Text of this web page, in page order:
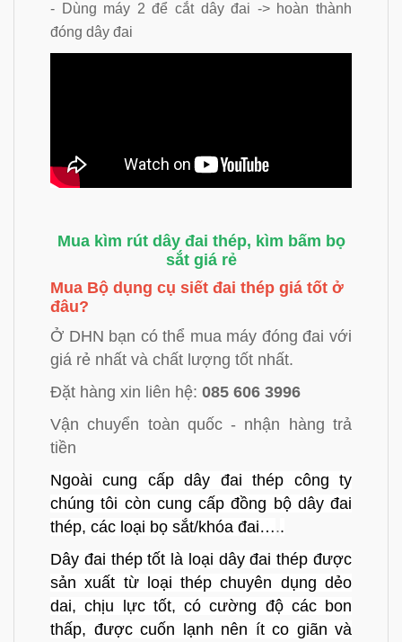
- Dùng máy 2 để cắt dây đai -> hoàn thành
đóng dây đai
Mua kìm rút dây đai thép, kìm bấm bọ
sắt giá rẻ
Mua Bộ dụng cụ siết đai thép giá tốt ở
đâu?
Ở DHN bạn có thể mua máy đóng đai với
giá rẻ nhất và chất lượng tốt nhất.
Đặt hàng xin liên hệ: 085 606 3996
Vận chuyển toàn quốc - nhận hàng trả
tiền
Ngoài cung cấp dây đai thép công ty
chúng tôi còn cung cấp đồng bộ dây đai
thép, các loại bọ sắt/khóa đai…..
Dây đai thép tốt là loại dây đai thép được
sản xuất từ loại thép chuyên dụng dẻo
dai, chịu lực tốt, có cường độ các bon
thấp, được cuốn lạnh nên ít co giãn và